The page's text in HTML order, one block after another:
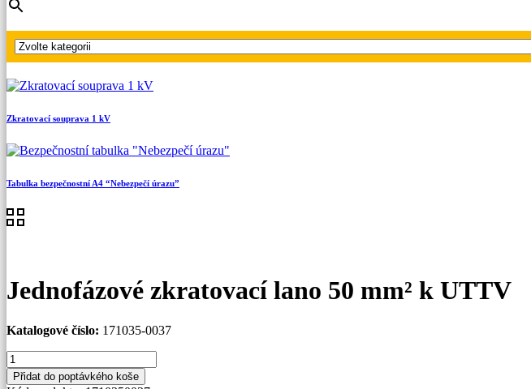
Zkratovací souprava 1 kV
Tabulka bezpečnostní A4 “Nebezpečí úrazu”
Jednofázové zkratovací lano 50 mm² k UTTV
Katalogové číslo: 171035-0037
Jednofázové
zkratovací
lano
Přidat do poptávkého koše